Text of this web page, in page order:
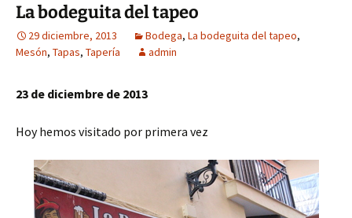
La bodeguita del tapeo
29 diciembre, 2013 Bodega, La bodeguita del tapeo,
Mesón, Tapas, Tapería admin
23 de diciembre de 2013
Hoy hemos visitado por primera vez